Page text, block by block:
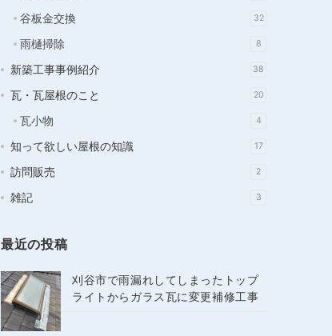
谷板金交換 32
雨樋掃除 8
新築工事事例紹介 38
瓦・瓦屋根のこと 20
瓦小物 4
知って欲しい屋根の知識 17
訪問販売 2
雑記 3
最近の投稿
刈谷市で雨漏れしてしまったトップ
ライトからガラス瓦に変更補修工事